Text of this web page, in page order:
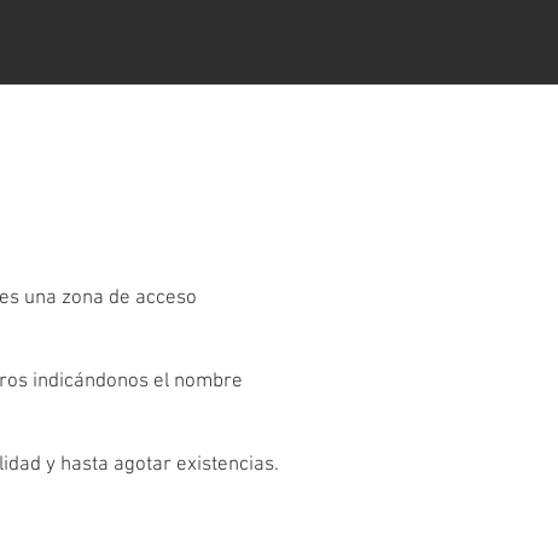
una zona de acceso
indicándonos el nombre
y hasta agotar existencias.